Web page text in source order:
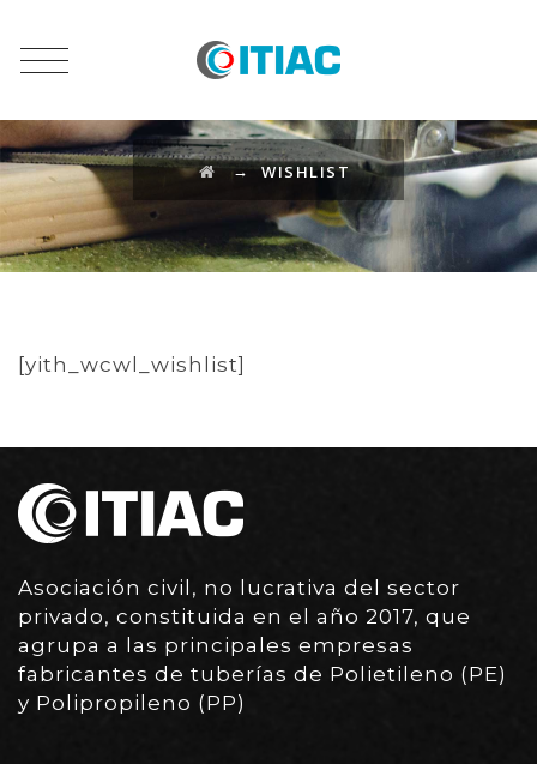
WISHLIST
→WISHLIST
[yith_wcwl_wishlist]
Asociación civil, no lucrativa del sector
privado, constituida en el año 2017, que
agrupa a las principales empresas
fabricantes de tuberías de Polietileno (PE)
y Polipropileno (PP)